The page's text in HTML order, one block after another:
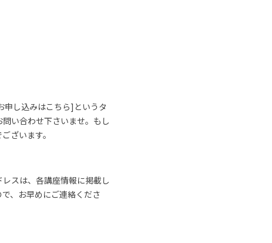
申し込みはこちら]というタ
い合わせ下さいませ。もし
ざいます。
スは、各講座情報に掲載し
、お早めにご連絡くださ